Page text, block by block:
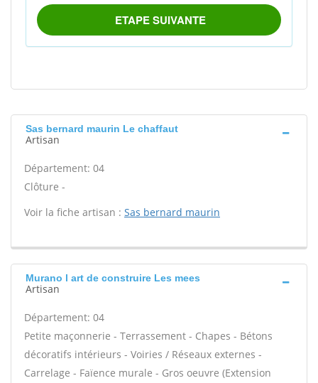
Sas bernard maurin Le chaffaut
Artisan
Département: 04
Clôture -
Voir la fiche artisan : Sas bernard maurin
Murano l art de construire Les mees
Artisan
Département: 04
Petite maçonnerie - Terrassement - Chapes - Bétons
décoratifs intérieurs - Voiries / Réseaux externes -
Carrelage - Faïence murale - Gros oeuvre (Extension